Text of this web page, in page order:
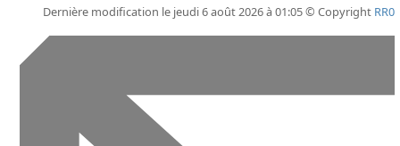
Dernière modification le jeudi 6 août 2026 à 01:05 © Copyright RR0